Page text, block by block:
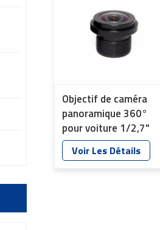
Objectif de caméra
panoramique 360°
pour voiture 1/2,7"
YT-6007-A1
Voir Les Détails